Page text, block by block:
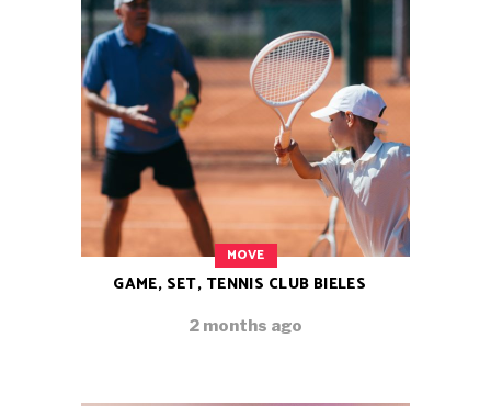
MOVE
GAME, SET, TENNIS CLUB BIELES
2 months ago